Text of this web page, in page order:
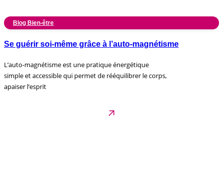
Blog Bien-être
Se guérir soi-même grâce à l’auto-magnétisme
L’auto-magnétisme est une pratique énergétique
simple et accessible qui permet de rééquilibrer le corps,
apaiser l’esprit